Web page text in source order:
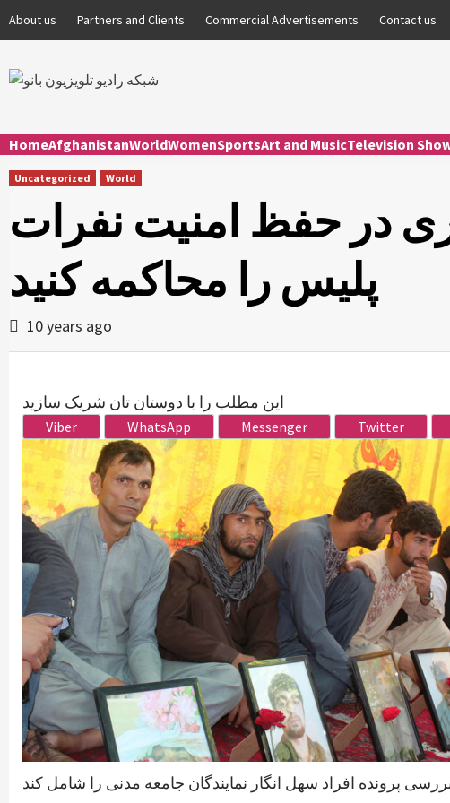
About us Partners and Clients Commercial Advertisements Contact us
HomeAfghanistanWorldWomenSportsArt and MusicTelevision
Uncategorized World
در حفظ امنیت نفرات
پلیس را محاکمه کنید
10 years ago
این مطلب را با دوستان تان شریک سازید
Viber WhatsApp Messenger Twitter
پرونده افراد سهل انگار نمایندگان جامعه مدنی را شامل کند